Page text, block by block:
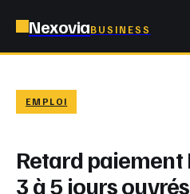
NexoviaBUSINESS
EMPLOI
Retard paiement
3 à 5 jours